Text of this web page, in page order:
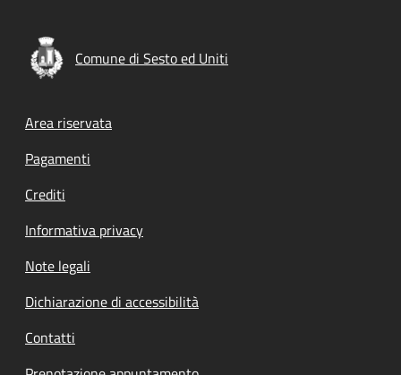
Comune di Sesto ed Uniti
Footer menu
Area riservata
Pagamenti
Crediti
Informativa privacy
Note legali
Dichiarazione di accessibilità
Contatti